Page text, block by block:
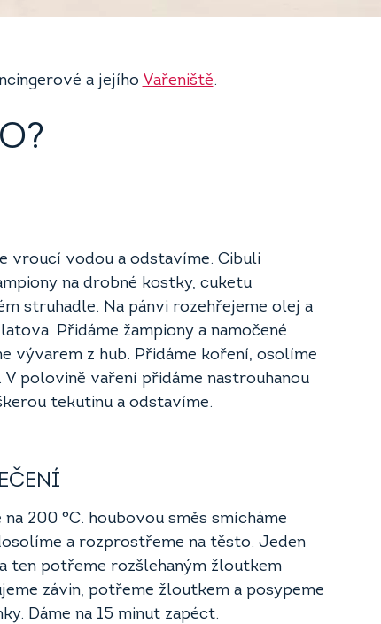
a jejího Vařeniště.
vroucí vodou a odstavíme. Cibuli
na drobné kostky, cuketu
struhadle. Na pánvi rozehřejeme olej a
Přidáme žampiony a namočené
vývarem z hub. Přidáme koření, osolíme
V polovině vaření přidáme nastrouhanou
tekutinu a odstavíme.
200 °C. houbovou směs smícháme
a rozprostřeme na těsto. Jeden
ten potřeme rozšlehaným žloutkem
závin, potřeme žloutkem a posypeme
Dáme na 15 minut zapéct.